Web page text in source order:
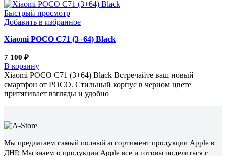
Быстрый просмотр
Добавить в избранное
Xiaomi POCO C71 (3+64) Black
7 100 ₽
В корзину
Xiaomi POCO C71 (3+64) Black Встречайте ваш новый
смартфон от POCO. Стильный корпус в черном цвете
притягивает взгляды и удобно
Мы предлагаем самый полный ассортимент продукции Apple в
ДНР. Мы знаем о продукции Apple все и готовы поделиться с